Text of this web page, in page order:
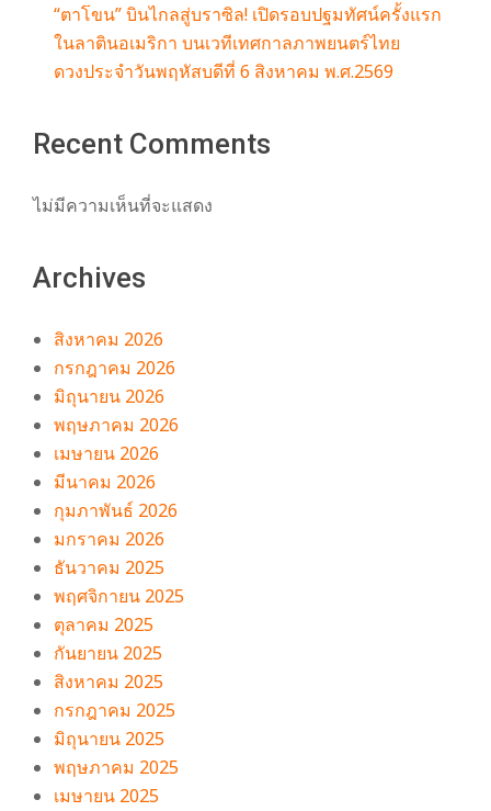
“ตาโขน” บินไกลสู่บราซิล! เปิดรอบปฐมทัศน์ครั้งแรก
ในลาตินอเมริกา บนเวทีเทศกาลภาพยนตร์ไทย
ดวงประจำวันพฤหัสบดีที่ 6 สิงหาคม พ.ศ.2569
Recent Comments
ไม่มีความเห็นที่จะแสดง
Archives
สิงหาคม 2026
กรกฎาคม 2026
มิถุนายน 2026
พฤษภาคม 2026
เมษายน 2026
มีนาคม 2026
กุมภาพันธ์ 2026
มกราคม 2026
ธันวาคม 2025
พฤศจิกายน 2025
ตุลาคม 2025
กันยายน 2025
สิงหาคม 2025
กรกฎาคม 2025
มิถุนายน 2025
พฤษภาคม 2025
เมษายน 2025